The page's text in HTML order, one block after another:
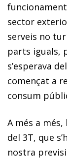
sector
serveis no
parts iguals,
s’esperava
començat a
consum
A més a
del 3T, que
nostra